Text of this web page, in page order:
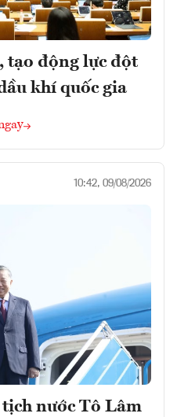
động lực đột
khí quốc gia
10:42, 09/08/2026
nước Tô Lâm